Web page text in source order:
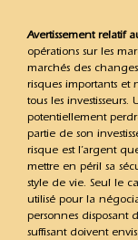
Avertissement relatif
opérations sur les
marchés des
risques importants et
tous les investisseurs.
potentiellement
partie de son
risque est l’argent
mettre en péril sa
style de vie. Seul le
utilisé pour la
personnes disposant
suffisant doivent